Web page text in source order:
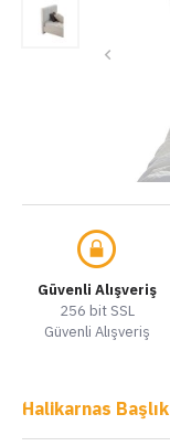
Güvenli Alışveriş
256 bit SSL
Güvenli Alışveriş
Halikarnas Başlık